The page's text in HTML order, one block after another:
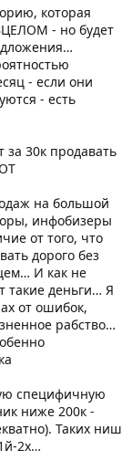
которая
- но будет
- если они
- есть
30к продавать
на большой
инфобизеры
от того, что
дорого без
И как не
такие деньги… Я
от ошибок,
рабство…
специфичную
ниже 200к -
Таких ниш
2х…